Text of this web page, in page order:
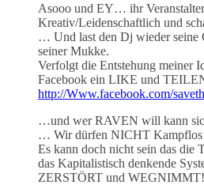
Asooo und EY… ihr
Kreativ/Leidenschaftlich und
… Und last den Dj wieder seine
seiner Mukke.
Verfolgt die Entstehung meiner
Facebook ein LIKE und
http://Www.facebook.com/
…und wer RAVEN will kann
… Wir dürfen NICHT
Es kann doch nicht sein das
das Kapitalistisch denkende
ZERSTÖRT und